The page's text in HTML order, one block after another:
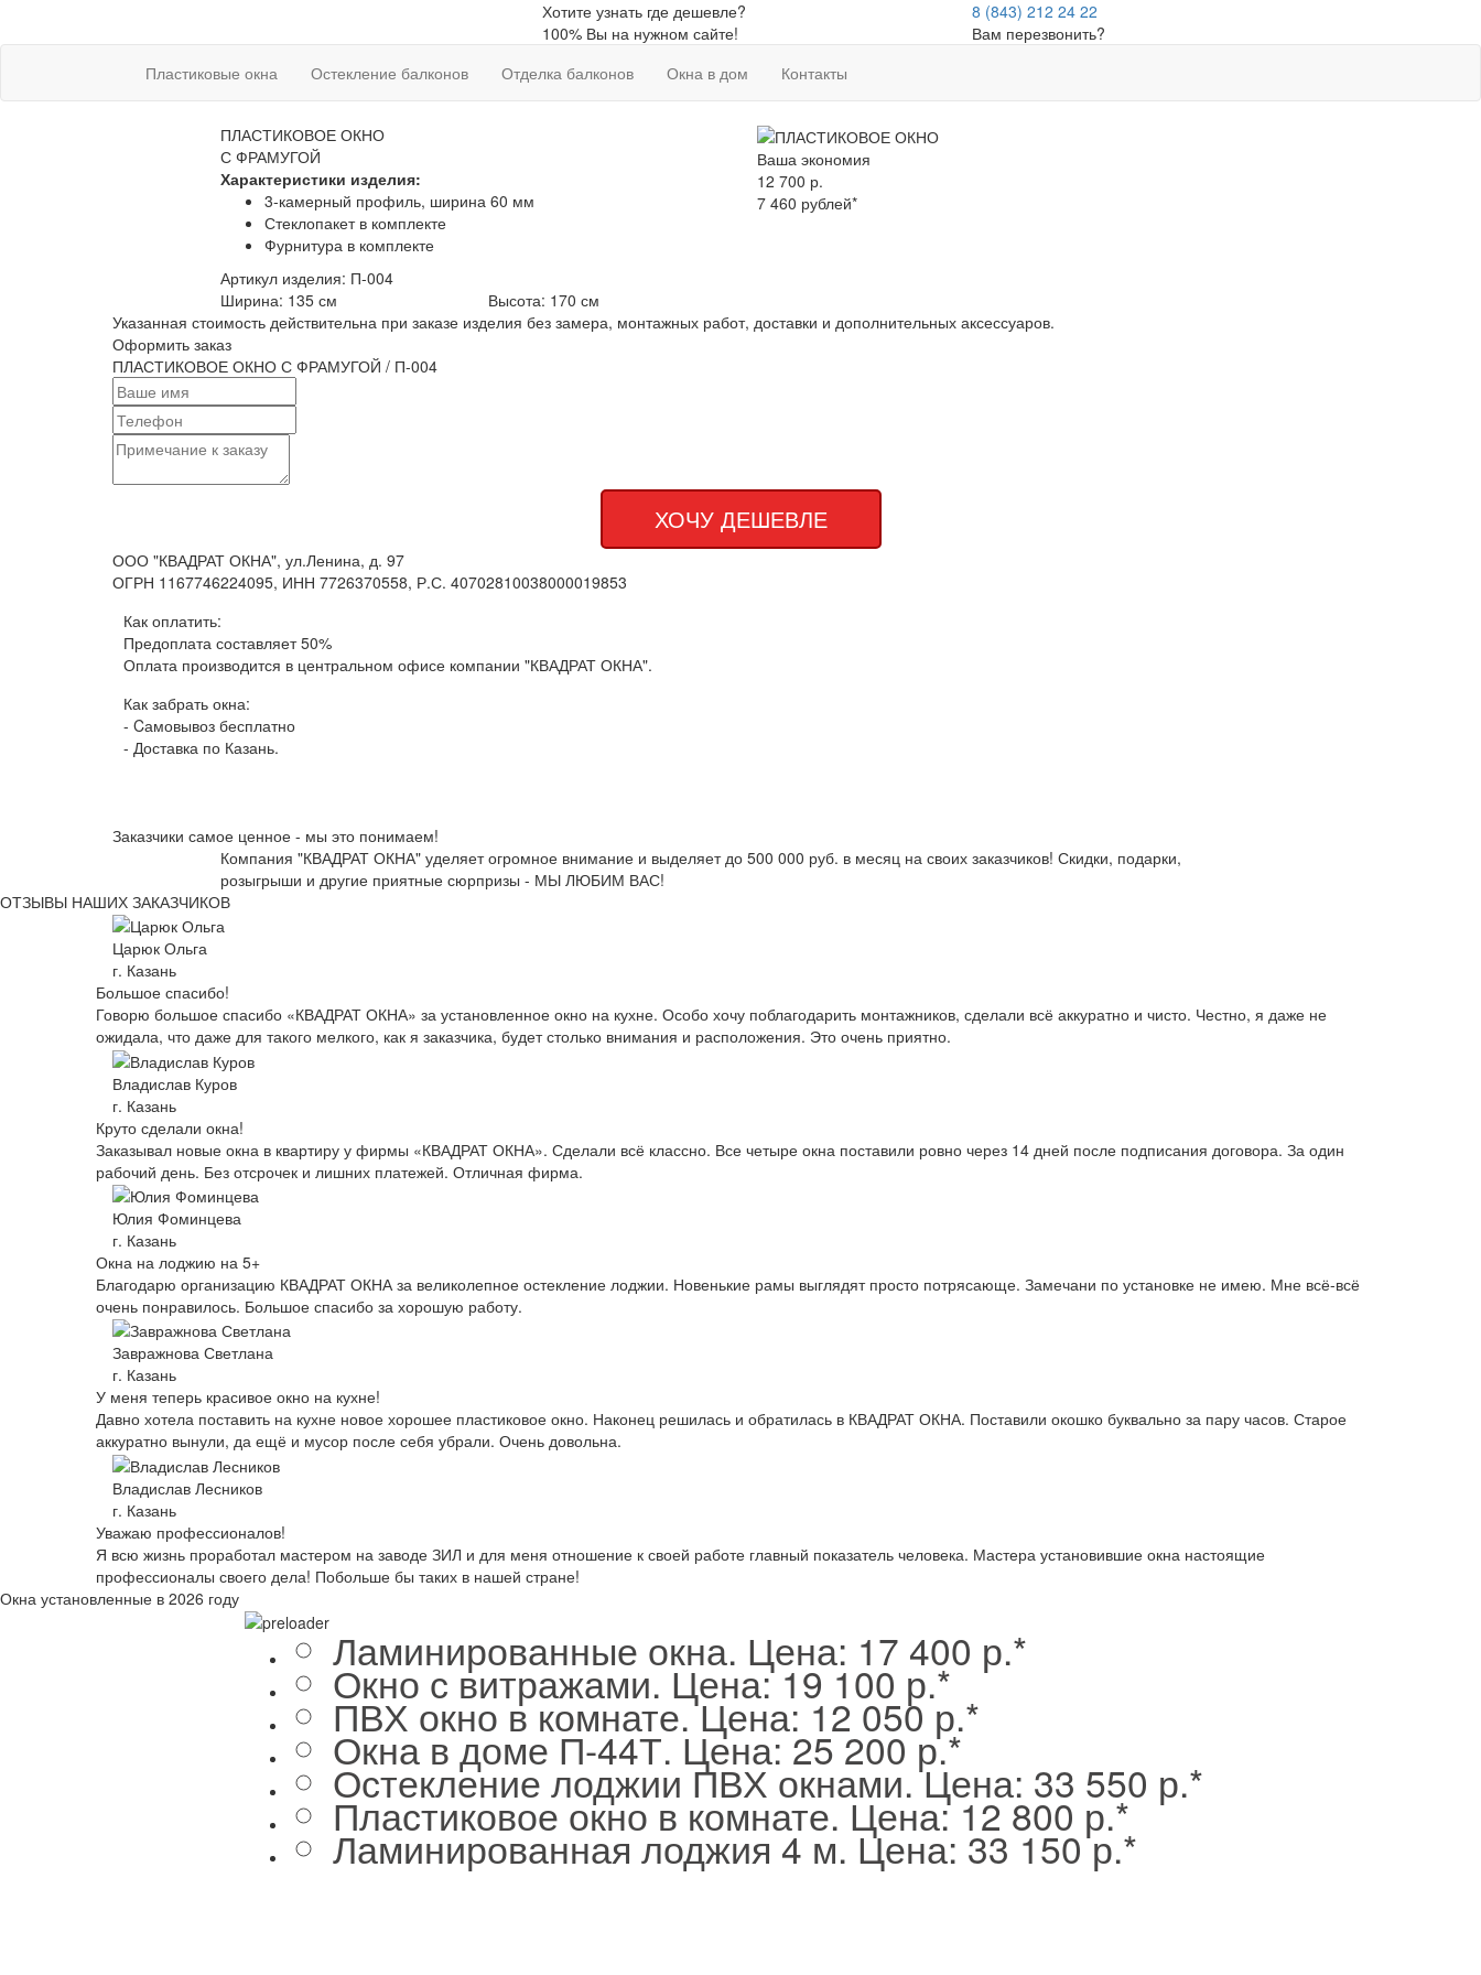
Хотите узнать где дешевле?
100% Вы на нужном сайте!
8 (843) 212 24 22
Вам перезвонить?
Пластиковые окна
Остекление балконов Отделка балконов Окна в дом Контакты
ПЛАСТИКОВОЕ ОКНО
С ФРАМУГОЙ
Характеристики изделия:
3-камерный профиль, ширина 60 мм
Стеклопакет в комплекте
Фурнитура в комплекте
Артикул изделия: П-004
Ширина: 135 см Высота: 170 см
Ваша экономия
12 700 р.
7 460 рублей*
Указанная стоимость действительна при заказе изделия без замера, монтажных работ, доставки и дополнительных аксессуаров.
Оформить заказ
ПЛАСТИКОВОЕ ОКНО С ФРАМУГОЙ / П-004
ООО "КВАДРАТ ОКНА", ул.Ленина, д. 97
ОГРН 1167746224095, ИНН 7726370558, Р.С. 40702810038000019853
Как оплатить:
Предоплата составляет 50%
Оплата производится в центральном офисе компании "КВАДРАТ ОКНА".
Как забрать окна:
- Cамовывоз бесплатно
- Доставка по Казань.
Заказчики самое ценное - мы это понимаем!
Компания "КВАДРАТ ОКНА" уделяет огромное внимание и выделяет до 500 000 руб. в месяц на своих заказчиков! Скидки, подарки,
розыгрыши и другие приятные сюрпризы - МЫ ЛЮБИМ ВАС!
ОТЗЫВЫ НАШИХ ЗАКАЗЧИКОВ
Царюк Ольга
г. Казань
Большое спасибо!
Говорю большое спасибо «КВАДРАТ ОКНА» за установленное окно на кухне. Особо хочу поблагодарить монтажников, сделали всё аккуратно и чисто. Честно, я даже не
ожидала, что даже для такого мелкого, как я заказчика, будет столько внимания и расположения. Это очень приятно.
Владислав Куров
г. Казань
Круто сделали окна!
Заказывал новые окна в квартиру у фирмы «КВАДРАТ ОКНА». Сделали всё классно. Все четыре окна поставили ровно через 14 дней после подписания договора. За один
рабочий день. Без отсрочек и лишних платежей. Отличная фирма.
Юлия Фоминцева
г. Казань
Окна на лоджию на 5+
Благодарю организацию КВАДРАТ ОКНА за великолепное остекление лоджии. Новенькие рамы выглядят просто потрясающе. Замечани по установке не имею. Мне всё-всё
очень понравилось. Большое спасибо за хорошую работу.
Завражнова Светлана
г. Казань
У меня теперь красивое окно на кухне!
Давно хотела поставить на кухне новое хорошее пластиковое окно. Наконец решилась и обратилась в КВАДРАТ ОКНА. Поставили окошко буквально за пару часов. Старое
аккуратно вынули, да ещё и мусор после себя убрали. Очень довольна.
Владислав Лесников
г. Казань
Уважаю профессионалов!
Я всю жизнь проработал мастером на заводе ЗИЛ и для меня отношение к своей работе главный показатель человека. Мастера установившие окна настоящие
профессионалы своего дела! Побольше бы таких в нашей стране!
Окна установленные в 2026 году
Ламинированные окна. Цена: 17 400 р.*
Окно с витражами. Цена:19 100 р.*
ПВХ окно в комнате. Цена:12 050 р.*
Окна в доме П-44Т. Цена:25 200 р.*
Остекление лоджии ПВХ окнами. Цена: 33 550 р.*
Пластиковое окно в комнате. Цена:12 800 р.*
Ламинированная лоджия 4 м. Цена: 33 150 р.*